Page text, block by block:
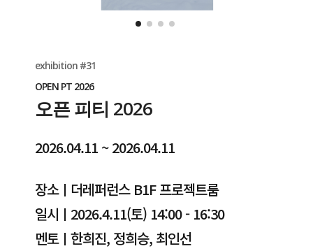
exhibition #31
OPEN PT 2026
오픈 피티 2026
2026.04.11 ~ 2026.04.11
장소ㅣ더레퍼런스 B1F 프로젝트룸
일시ㅣ2026.4.11(토) 14:00 - 16:30
멘토ㅣ한희진, 정희승, 최인선